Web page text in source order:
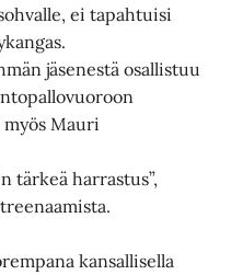
ei tapahtuisi
jäsenestä osallistuu
Mauri
tärkeä harrastus”,
kansallisella